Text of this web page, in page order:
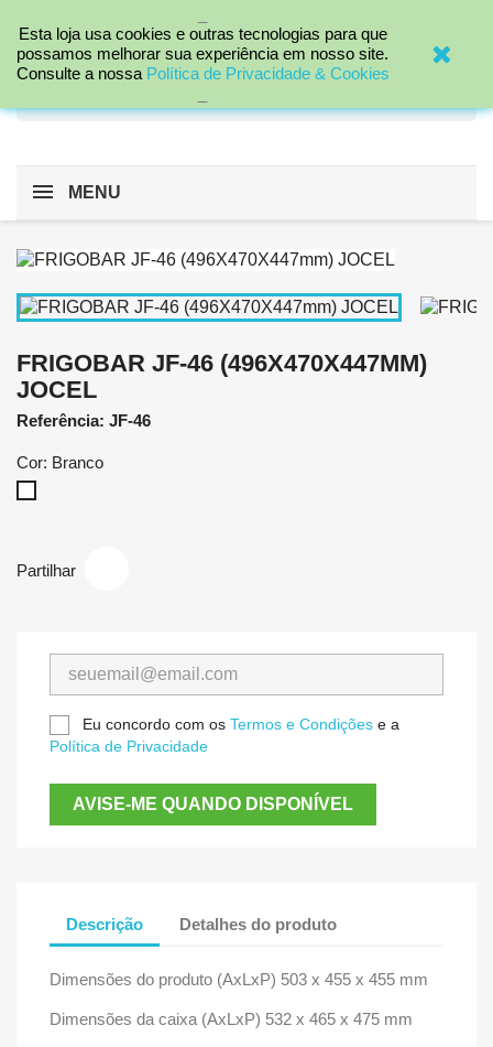

MENU
FRIGOBAR JF-46 (496X470X447MM)
JOCEL
Referência: JF-46
Cor: Branco
Partilhar
Eu concordo com os Termos e Condições e a
Política de Privacidade
AVISE-ME QUANDO DISPONÍVEL
Descrição Detalhes do produto
Dimensões do produto (AxLxP) 503 x 455 x 455 mm
Dimensões da caixa (AxLxP) 532 x 465 x 475 mm
Esta loja usa cookies e outras tecnologias para que
possamos melhorar sua experiência em nosso site.
Consulte a nossa Política de Privacidade & Cookies